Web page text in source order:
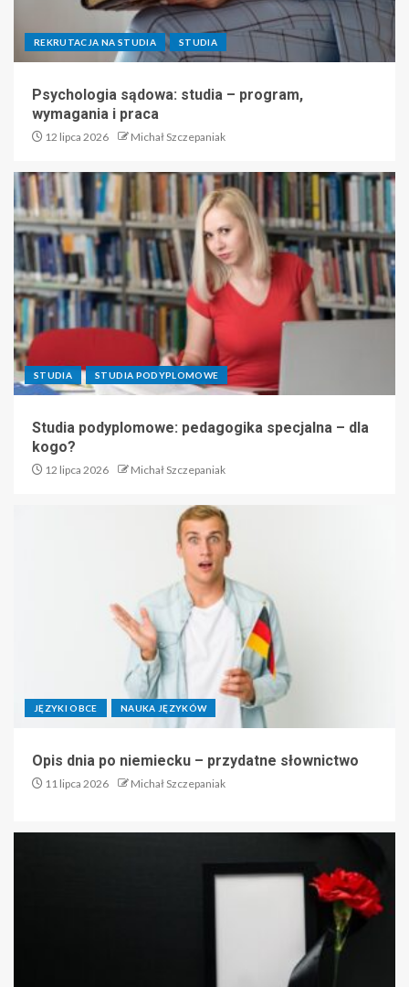
REKRUTACJA NA STUDIA STUDIA
Psychologia sądowa: studia – program,
wymagania i praca
12 lipca 2026 Michał Szczepaniak
STUDIA STUDIA PODYPLOMOWE
Studia podyplomowe: pedagogika specjalna – dla
kogo?
12 lipca 2026 Michał Szczepaniak
JĘZYKI OBCE NAUKA JĘZYKÓW
Opis dnia po niemiecku – przydatne słownictwo
11 lipca 2026 Michał Szczepaniak